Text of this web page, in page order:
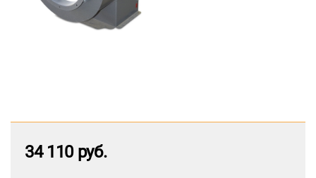
34 110 руб.